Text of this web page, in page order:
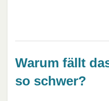
Warum fällt
so schwer?